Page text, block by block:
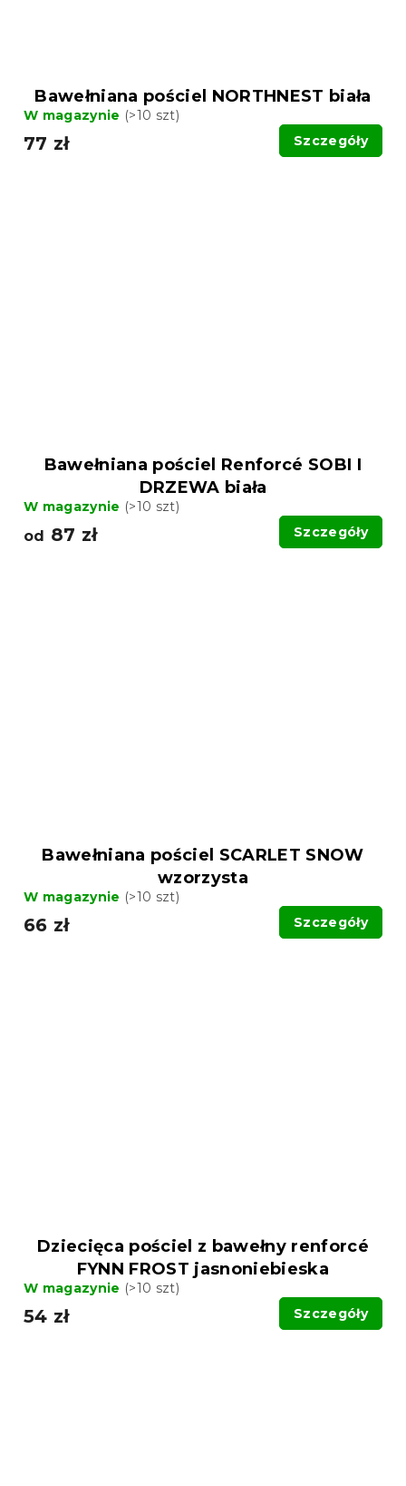
Bawełniana pościel NORTHNEST biała
W magazynie (>10 szt)
77 zł Szczegóły
Bawełniana pościel Renforcé SOBI I
DRZEWA biała
W magazynie (>10 szt)
od 87 zł Szczegóły
Bawełniana pościel SCARLET SNOW
wzorzysta
W magazynie (>10 szt)
66 zł Szczegóły
Dziecięca pościel z bawełny renforcé
FYNN FROST jasnoniebieska
W magazynie (>10 szt)
54 zł Szczegóły